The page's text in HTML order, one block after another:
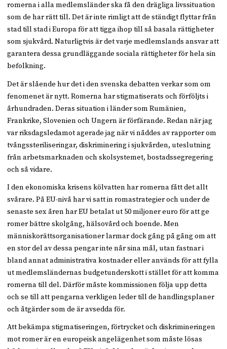
romerna i alla medlemsländer ska få den drägliga livssituation
som de har rätt till. Det är inte rimligt att de ständigt flyttar från
stad till stad i Europa för att tigga ihop till så basala rättigheter
som sjukvård. Naturligtvis är det varje medlemslands ansvar att
garantera dessa grundläggande sociala rättigheter för hela sin
befolkning.
Det är slående hur det i den svenska debatten verkar som om
fenomenet är nytt. Romerna har stigmatiserats och förföljts i
århundraden. Deras situation i länder som Rumänien,
Frankrike, Slovenien och Ungern är förfärande. Redan när jag
var riksdagsledamot agerade jag när vi nåddes av rapporter om
tvångssteriliseringar, diskriminering i sjukvården, uteslutning
från arbetsmarknaden och skolsystemet, bostadssegregering
och så vidare.
I den ekonomiska krisens kölvatten har romerna fått det allt
svårare. På EU-nivå har vi satt in romastrategier och under de
senaste sex åren har EU betalat ut 50 miljoner euro för att ge
romer bättre skolgång, hälsovård och boende. Men
människorättsorganisationer larmar dock gång på gång om att
en stor del av dessa pengar inte når sina mål, utan fastnar i
bland annat administrativa kostnader eller används för att fylla
ut medlemsländernas budgetunderskott i stället för att komma
romerna till del. Därför måste kommissionen följa upp detta
och se till att pengarna verkligen leder till de handlingsplaner
och åtgärder som de är avsedda för.
Att bekämpa stigmatiseringen, förtrycket och diskrimineringen
mot romer är en europeisk angelägenhet som måste lösas